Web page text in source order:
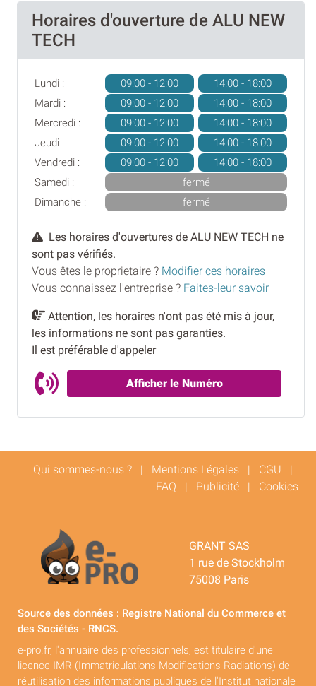
Horaires d'ouverture de ALU NEW
TECH
Lundi : 09:00 - 12:00
14:00 - 18:00
Mardi :
09:00 - 12:00
14:00 - 18:00
Mercredi :
09:00 - 12:00
14:00 - 18:00
Jeudi :
09:00 - 12:00
14:00 - 18:00
Vendredi :
09:00 - 12:00
14:00 - 18:00
Samedi :
fermé
Dimanche :
fermé
Les horaires d'ouvertures de ALU NEW TECH ne
sont pas vérifiés.
Vous êtes le proprietaire ? Modifier ces horaires
Vous connaissez l'entreprise ? Faites-leur savoir
Attention, les horaires n'ont pas été mis à jour,
les informations ne sont pas garanties.
Il est préférable d'appeler
Afficher le Numéro
Qui sommes-nous ? | Mentions Légales | CGU |
FAQ | Publicité | Cookies
GRANT SAS
1 rue de Stockholm
75008 Paris
Source des données : Registre National du Commerce et
des Sociétés - RNCS.
e-pro.fr, l'annuaire des professionnels, est titulaire d'une
licence IMR (Immatriculations Modifications Radiations) de
réutilisation des informations publiques de l'Institut nationale